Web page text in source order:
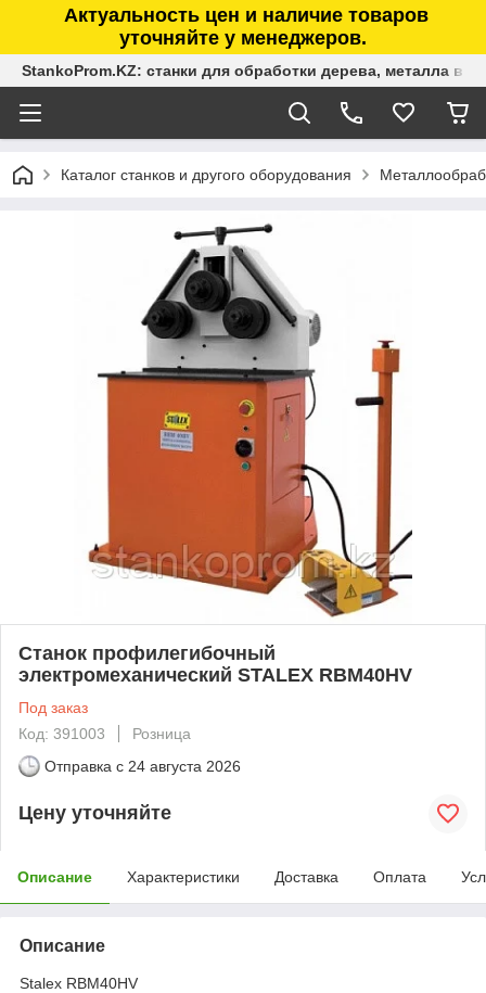
Актуальность цен и наличие товаров
уточняйте у менеджеров.
StankoProm.KZ: станки для обработки дерева, металла в
Каталог станков и другого оборудования
Станок профилегибочный
электромеханический STALEX RBM40HV
Под заказ
Код: 391003
Розница
Отправка с 24 августа 2026
Цену уточняйте
Описание Характеристики Доставка Оплата
Описание
Stalex RBM40HV